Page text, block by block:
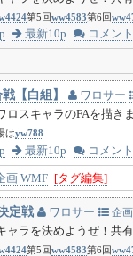
第5回ww4583第6回
最新10p コメント
【白組】
ワロサー
ロスキャラのFAを描き
はyw788
最新10p コメント
画 WMF [タグ編集]
定戦 ワロサー
企画
ャラを決めようぜ！共
第5回ww4583第6回